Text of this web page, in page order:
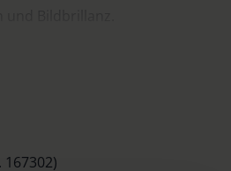
bis 162116 möglich.